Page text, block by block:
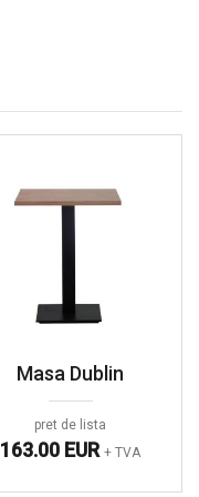
Masa Dublin
pret de lista
163.00 EUR + TVA